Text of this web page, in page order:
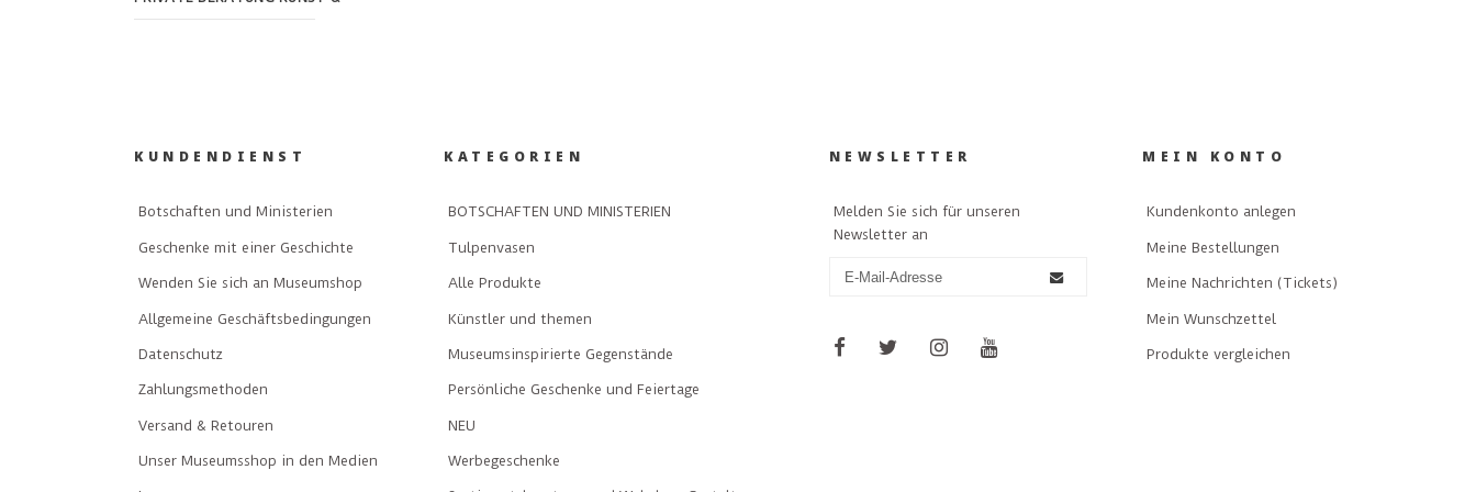
KUNDENDIENST
Botschaften und Ministerien
Geschenke mit einer Geschichte
Wenden Sie sich an Museumshop
Allgemeine Geschäftsbedingungen
Datenschutz
Zahlungsmethoden
Versand & Retouren
Unser Museumsshop in den Medien
KATEGORIEN
BOTSCHAFTEN UND MINISTERIEN
Tulpenvasen
Alle Produkte
Künstler und themen
Museumsinspirierte Gegenstände
Persönliche Geschenke und Feiertage
NEU
Werbegeschenke
NEWSLETTER
Melden Sie sich für unseren
Newsletter an
MEIN KONTO
Kundenkonto anlegen
Meine Bestellungen
Meine Nachrichten (Tickets)
Mein Wunschzettel
Produkte vergleichen